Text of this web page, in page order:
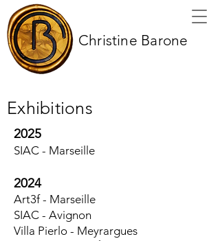
Christine Barone
Exhibitions
2025
SIAC - Marseille
2024
Art3f - Marseille
SIAC - Avignon
Villa Pierlo - Meyrargues